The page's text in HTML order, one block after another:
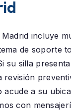
incluye
de soporte
su silla
revisión
acude a su
con